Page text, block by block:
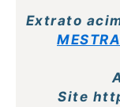
Extrato
Site